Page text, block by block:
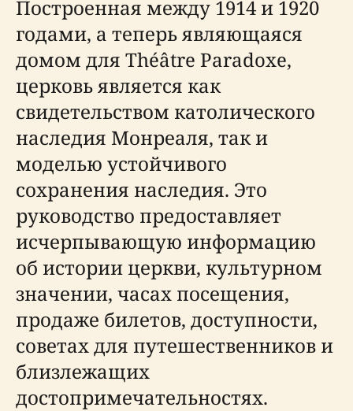
Построенная между 1914 и 1920
годами, а теперь являющаяся
домом для Théâtre Paradoxe,
церковь является как
свидетельством католического
наследия Монреаля, так и
моделью устойчивого
сохранения наследия. Это
руководство предоставляет
исчерпывающую информацию
об истории церкви, культурном
значении, часах посещения,
продаже билетов, доступности,
советах для путешественников и
близлежащих
достопримечательностях.